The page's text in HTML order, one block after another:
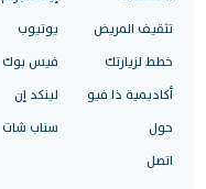
تثقيف المريض
خطط لزيارتك
أكاديمية ذا فيو
حول
اتصل
يوتيوب
فيس بوك
لينكد إن
سناب شات